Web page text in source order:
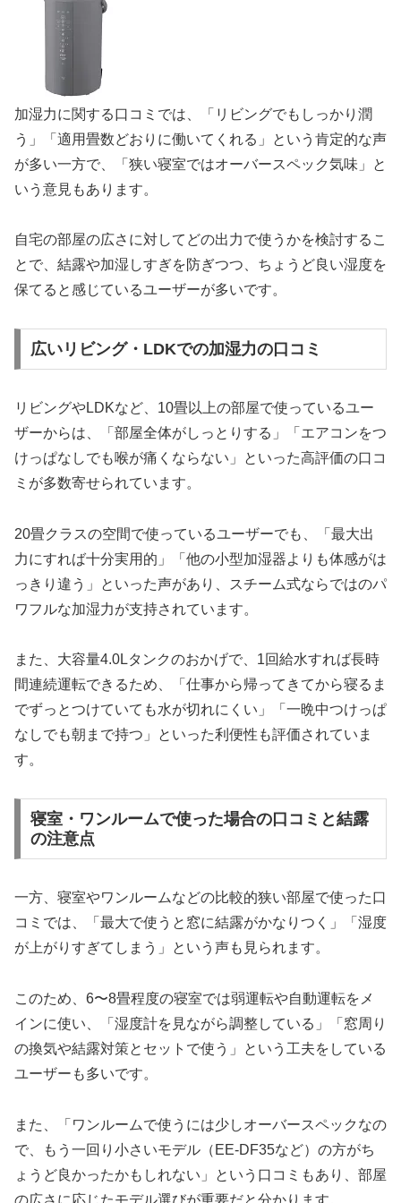
加湿力に関する口コミでは、「リビングでもしっかり潤
う」「適用畳数どおりに働いてくれる」という肯定的な声
が多い一方で、「狭い寝室ではオーバースペック気味」と
いう意見もあります。
自宅の部屋の広さに対してどの出力で使うかを検討するこ
とで、結露や加湿しすぎを防ぎつつ、ちょうど良い湿度を
保てると感じているユーザーが多いです。
広いリビング・LDKでの加湿力の口コミ
リビングやLDKなど、10畳以上の部屋で使っているユー
ザーからは、「部屋全体がしっとりする」「エアコンをつ
けっぱなしでも喉が痛くならない」といった高評価の口コ
ミが多数寄せられています。
20畳クラスの空間で使っているユーザーでも、「最大出
力にすれば十分実用的」「他の小型加湿器よりも体感がは
っきり違う」といった声があり、スチーム式ならではのパ
ワフルな加湿力が支持されています。
また、大容量4.0Lタンクのおかげで、1回給水すれば長時
間連続運転できるため、「仕事から帰ってきてから寝るま
でずっとつけていても水が切れにくい」「一晩中つけっぱ
なしでも朝まで持つ」といった利便性も評価されていま
す。
寝室・ワンルームで使った場合の口コミと結露
の注意点
一方、寝室やワンルームなどの比較的狭い部屋で使った口
コミでは、「最大で使うと窓に結露がかなりつく」「湿度
が上がりすぎてしまう」という声も見られます。
このため、6〜8畳程度の寝室では弱運転や自動運転をメ
インに使い、「湿度計を見ながら調整している」「窓周り
の換気や結露対策とセットで使う」という工夫をしている
ユーザーも多いです。
また、「ワンルームで使うには少しオーバースペックなの
で、もう一回り小さいモデル（EE-DF35など）の方がち
ょうど良かったかもしれない」という口コミもあり、部屋
の広さに応じたモデル選びが重要だと分かります。